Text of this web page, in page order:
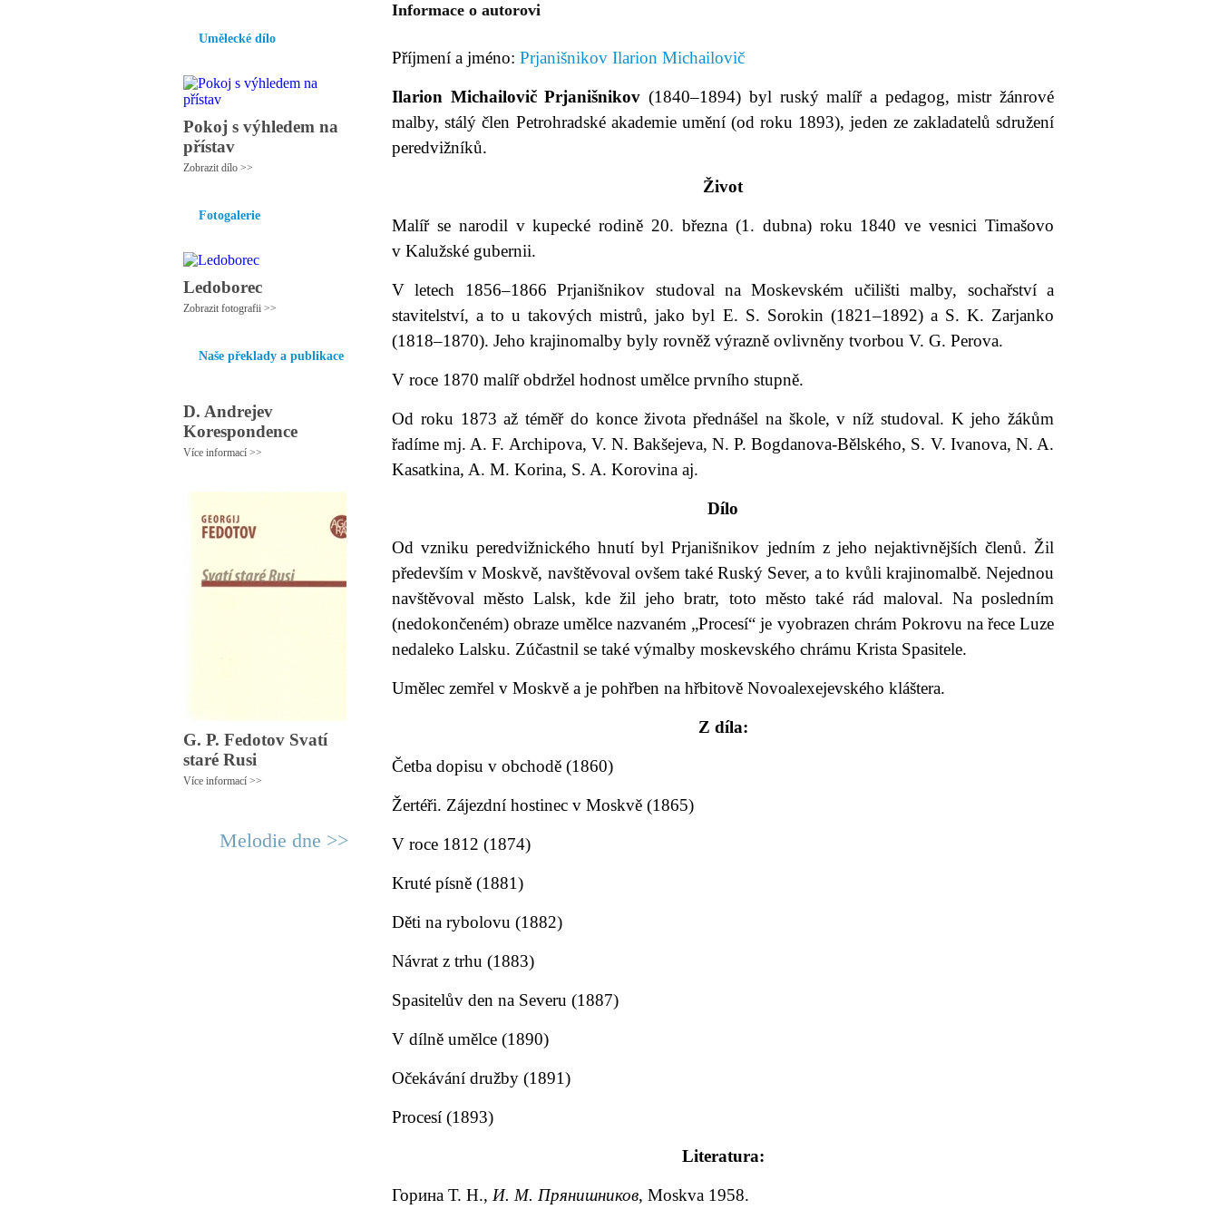
Umělecké dílo
Pokoj s výhledem na
přístav
Zobrazit dílo >>
Fotogalerie
Ledoborec
Zobrazit fotografii >>
Naše překlady a publikace
D. Andrejev
Korespondence
Více informací >>
G. P. Fedotov Svatí
staré Rusi
Více informací >>
Melodie dne >>
Informace o autorovi
Příjmení a jméno: Prjanišnikov Ilarion Michailovič
Ilarion Michailovič Prjanišnikov (1840–1894) byl ruský malíř a pedagog, mistr žánrové
malby, stálý člen Petrohradské akademie umění (od roku 1893), jeden ze zakladatelů sdružení
peredvižníků.
Život
Malíř se narodil v kupecké rodině 20. března (1. dubna) roku 1840 ve vesnici Timašovo
v Kalužské gubernii.
V letech 1856‒1866 Prjanišnikov studoval na Moskevském učilišti malby, sochařství a
stavitelství, a to u takových mistrů, jako byl E. S. Sorokin (1821‒1892) a S. K. Zarjanko
(1818‒1870). Jeho krajinomalby byly rovněž výrazně ovlivněny tvorbou V. G. Perova.
V roce 1870 malíř obdržel hodnost umělce prvního stupně.
Od roku 1873 až téměř do konce života přednášel na škole, v níž studoval. K jeho žákům
řadíme mj. A. F. Archipova, V. N. Bakšejeva, N. P. Bogdanova-Bělského, S. V. Ivanova, N. A.
Kasatkina, A. M. Korina, S. A. Korovina aj.
Dílo
Od vzniku peredvižnického hnutí byl Prjanišnikov jedním z jeho nejaktivnějších členů. Žil
především v Moskvě, navštěvoval ovšem také Ruský Sever, a to kvůli krajinomalbě. Nejednou
navštěvoval město Lalsk, kde žil jeho bratr, toto město také rád maloval. Na posledním
(nedokončeném) obraze umělce nazvaném „Procesí“ je vyobrazen chrám Pokrovu na řece Luze
nedaleko Lalsku. Zúčastnil se také výmalby moskevského chrámu Krista Spasitele.
Umělec zemřel v Moskvě a je pohřben na hřbitově Novoalexejevského kláštera.
Z díla:
Četba dopisu v obchodě (1860)
Žertéři. Zájezdní hostinec v Moskvě (1865)
V roce 1812 (1874)
Kruté písně (1881)
Děti na rybolovu (1882)
Návrat z trhu (1883)
Spasitelův den na Severu (1887)
V dílně umělce (1890)
Očekávání družby (1891)
Procesí (1893)
Literatura:
Горина Т. Н., И. М. Прянишников, Мoskva 1958.